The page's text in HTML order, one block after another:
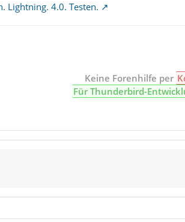
Lightning. 4.0. Testen.
Keine Forenhilfe per
Für Thunderbird-